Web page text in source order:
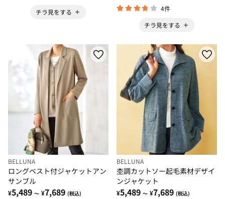
チラ見をする
4件
チラ見をする
BELLUNA
ロングベスト付ジャケットアン
サンブル
¥5,489 ～ ¥7,689 (税込)
BELLUNA
杢調カットソー起毛素材デザイ
ンジャケット
¥5,489 ～ ¥7,689 (税込)